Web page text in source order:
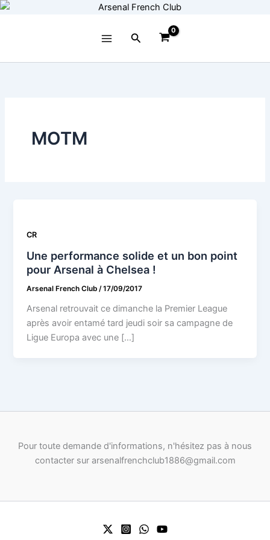
Aller
Rechercher
MOTM
CR
Une performance solide et un bon point
pour Arsenal à Chelsea !
Arsenal French Club/17/09/2017
Arsenal retrouvait ce dimanche la Premier League
après avoir entamé tard jeudi soir sa campagne de
Ligue Europa avec une […]
Pour toute demande d'informations, n'hésitez pas à nous
contacter sur arsenalfrenchclub1886@gmail.com